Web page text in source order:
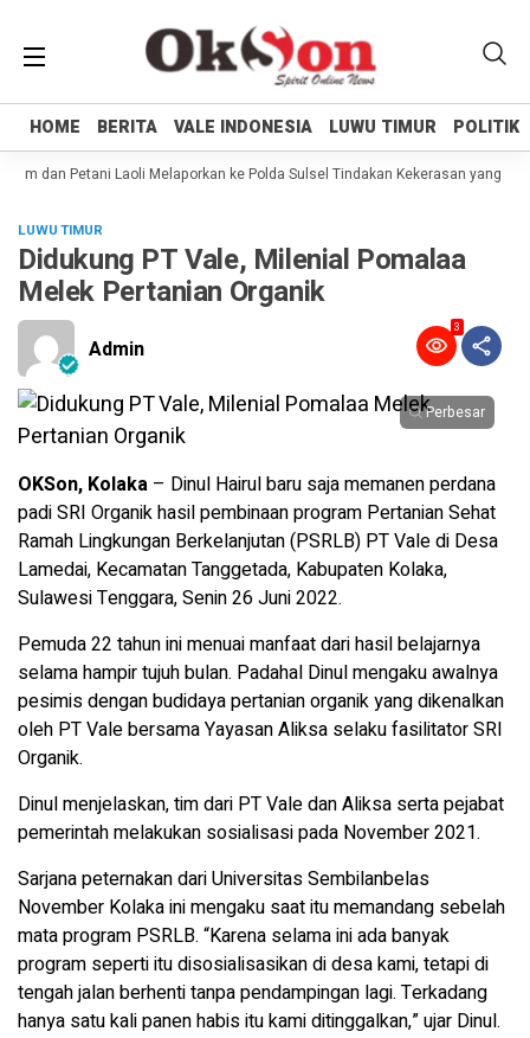
HOME BERITA VALE INDONESIA LUWU TIMUR POLITIK
HOME BERITA VALE INDONESIA LUWU TIMUR POLITIK
dan Petani Laoli Melaporkan ke Polda Sulsel Tindakan Kekerasan yang
LUWU TIMUR
Didukung PT Vale, Milenial Pomalaa
Melek Pertanian Organik
Admin
3
Perbesar
OKSon, Kolaka – Dinul Hairul baru saja memanen perdana
padi SRI Organik hasil pembinaan program Pertanian Sehat
Ramah Lingkungan Berkelanjutan (PSRLB) PT Vale di Desa
Lamedai, Kecamatan Tanggetada, Kabupaten Kolaka,
Sulawesi Tenggara, Senin 26 Juni 2022.
Pemuda 22 tahun ini menuai manfaat dari hasil belajarnya
selama hampir tujuh bulan. Padahal Dinul mengaku awalnya
pesimis dengan budidaya pertanian organik yang dikenalkan
oleh PT Vale bersama Yayasan Aliksa selaku fasilitator SRI
Organik.
Dinul menjelaskan, tim dari PT Vale dan Aliksa serta pejabat
pemerintah melakukan sosialisasi pada November 2021.
Sarjana peternakan dari Universitas Sembilanbelas
November Kolaka ini mengaku saat itu memandang sebelah
mata program PSRLB. “Karena selama ini ada banyak
program seperti itu disosialisasikan di desa kami, tetapi di
tengah jalan berhenti tanpa pendampingan lagi. Terkadang
hanya satu kali panen habis itu kami ditinggalkan,” ujar Dinul.